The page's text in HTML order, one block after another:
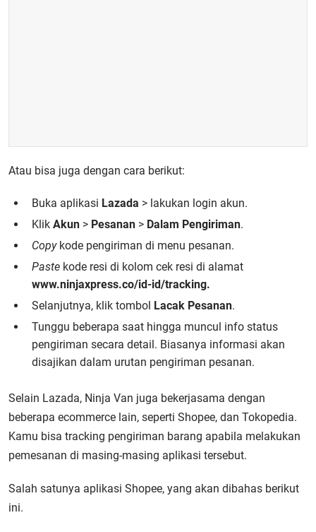
Atau bisa juga dengan cara berikut:
Buka aplikasi Lazada > lakukan login akun.
Klik Akun > Pesanan > Dalam Pengiriman.
Copykode pengiriman di menu pesanan.
Paste kode resi di kolom cek resi di alamat
www.ninjaxpress.co/id-id/tracking.
Selanjutnya, klik tombol Lacak Pesanan.
Tunggu beberapa saat hingga muncul info status
pengiriman secara detail. Biasanya informasi akan
disajikan dalam urutan pengiriman pesanan.
Selain Lazada, Ninja Van juga bekerjasama dengan
beberapa ecommerce lain, seperti Shopee, dan Tokopedia.
Kamu bisa tracking pengiriman barang apabila melakukan
pemesanan di masing-masing aplikasi tersebut.
Salah satunya aplikasi Shopee, yang akan dibahas berikut
ini.